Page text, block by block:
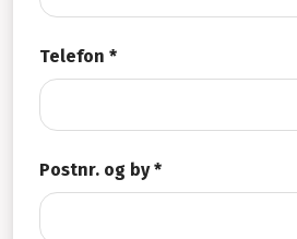
Telefon *
Postnr. og by *